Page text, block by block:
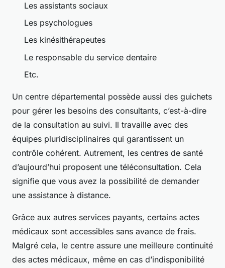
Les assistants sociaux
Les psychologues
Les kinésithérapeutes
Le responsable du service dentaire
Etc.
Un centre départemental possède aussi des guichets
pour gérer les besoins des consultants, c’est-à-dire
de la consultation au suivi. Il travaille avec des
équipes pluridisciplinaires qui garantissent un
contrôle cohérent. Autrement, les centres de santé
d’aujourd’hui proposent une téléconsultation. Cela
signifie que vous avez la possibilité de demander
une assistance à distance.
Grâce aux autres services payants, certains actes
médicaux sont accessibles sans avance de frais.
Malgré cela, le centre assure une meilleure continuité
des actes médicaux, même en cas d’indisponibilité